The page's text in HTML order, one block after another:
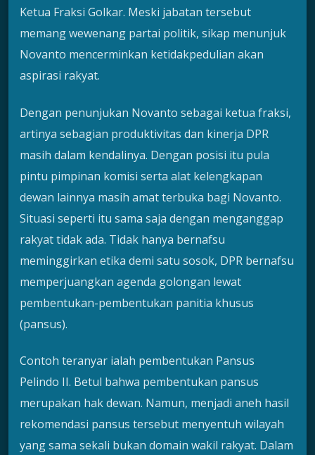
Ketua Fraksi Golkar. Meski jabatan tersebut
memang wewenang partai politik, sikap menunjuk
Novanto mencerminkan ketidakpedulian akan
aspirasi rakyat.
Dengan penunjukan Novanto sebagai ketua fraksi,
artinya sebagian produktivitas dan kinerja DPR
masih dalam kendalinya. Dengan posisi itu pula
pintu pimpinan komisi serta alat kelengkapan
dewan lainnya masih amat terbuka bagi Novanto.
Situasi seperti itu sama saja dengan menganggap
rakyat tidak ada. Tidak hanya bernafsu
meminggirkan etika demi satu sosok, DPR bernafsu
memperjuangkan agenda golongan lewat
pembentukan-pembentukan panitia khusus
(pansus).
Contoh teranyar ialah pembentukan Pansus
Pelindo II. Betul bahwa pembentukan pansus
merupakan hak dewan. Namun, menjadi aneh hasil
rekomendasi pansus tersebut menyentuh wilayah
yang sama sekali bukan domain wakil rakyat. Dalam